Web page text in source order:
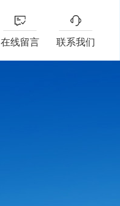
在线留言 联系我们